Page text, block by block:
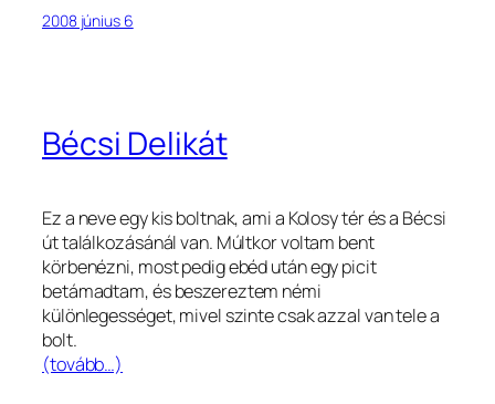
2008 június 6
Bécsi Delikát
Ez a neve egy kis boltnak, ami a Kolosy tér és a Bécsi
út találkozásánál van. Múltkor voltam bent
körbenézni, most pedig ebéd után egy picit
betámadtam, és beszereztem némi
különlegességet, mivel szinte csak azzal van tele a
bolt.
(tovább…)